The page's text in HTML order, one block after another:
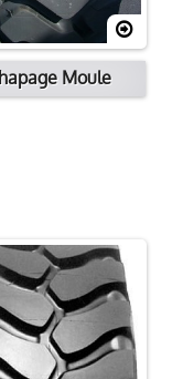
Moule